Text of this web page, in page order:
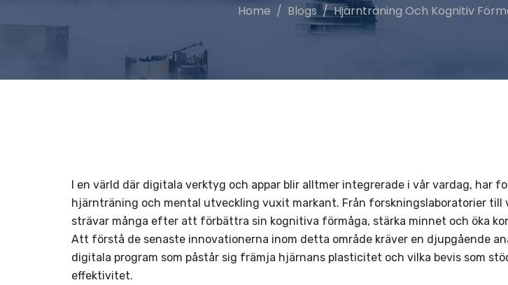
Home Blogs Hjärnträning Och Kognitiv
I en värld där digitala verktyg och appar blir alltmer integrerade i vår vardag, har
hjärnträning och mental utveckling vuxit markant. Från forskningslaboratorier till
strävar många efter att förbättra sin kognitiva förmåga, stärka minnet och öka
Att förstå de senaste innovationerna inom detta område kräver en djupgående
digitala program som påstår sig främja hjärnans plasticitet och vilka bevis som
effektivitet.